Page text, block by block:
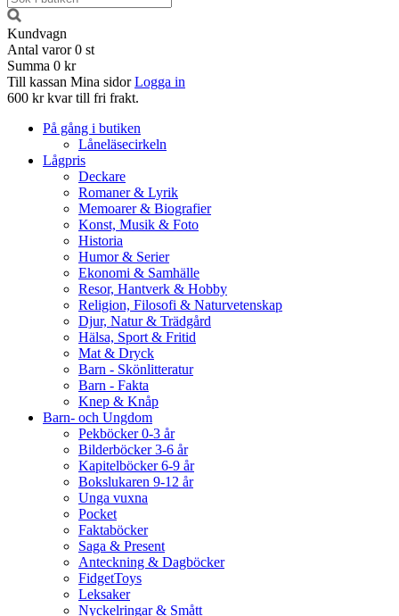
Kundvagn
Antal varor 0 st
Summa 0 kr
Till kassan Mina sidor Logga in
600 kr kvar till fri frakt.
På gång i butiken
Låneläsecirkeln
Lågpris
Deckare
Romaner & Lyrik
Memoarer & Biografier
Konst, Musik & Foto
Historia
Humor & Serier
Ekonomi & Samhälle
Resor, Hantverk & Hobby
Religion, Filosofi & Naturvetenskap
Djur, Natur & Trädgård
Hälsa, Sport & Fritid
Mat & Dryck
Barn - Skönlitteratur
Barn - Fakta
Knep & Knåp
Barn- och Ungdom
Pekböcker 0-3 år
Bilderböcker 3-6 år
Kapitelböcker 6-9 år
Bokslukaren 9-12 år
Unga vuxna
Pocket
Faktaböcker
Saga & Present
Anteckning & Dagböcker
FidgetToys
Leksaker
Nyckelringar & Smått